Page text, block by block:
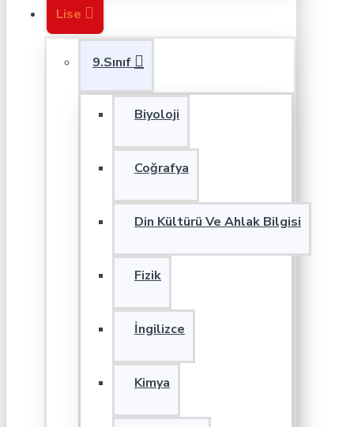
Lise
9.Sınıf
Biyoloji
Coğrafya
Din Kültürü Ve Ahlak Bilgisi
Fizik
İngilizce
Kimya